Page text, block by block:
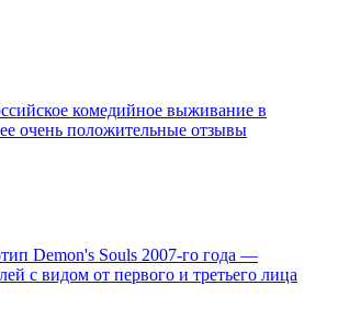
комедийное выживание в
очень положительные отзывы
Demon's Souls 2007-го года —
с видом от первого и третьего лица